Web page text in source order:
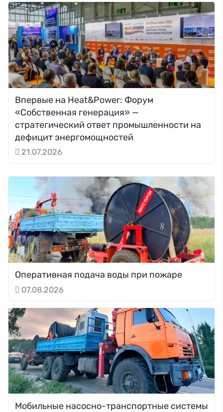
Впервые на Heat&Power: Форум
«Собственная генерация» —
стратегический ответ промышленности на
дефицит энергомощностей
21.07.2026
Оперативная подача воды при пожаре
07.08.2026
Мобильные насосно-транспортные системы